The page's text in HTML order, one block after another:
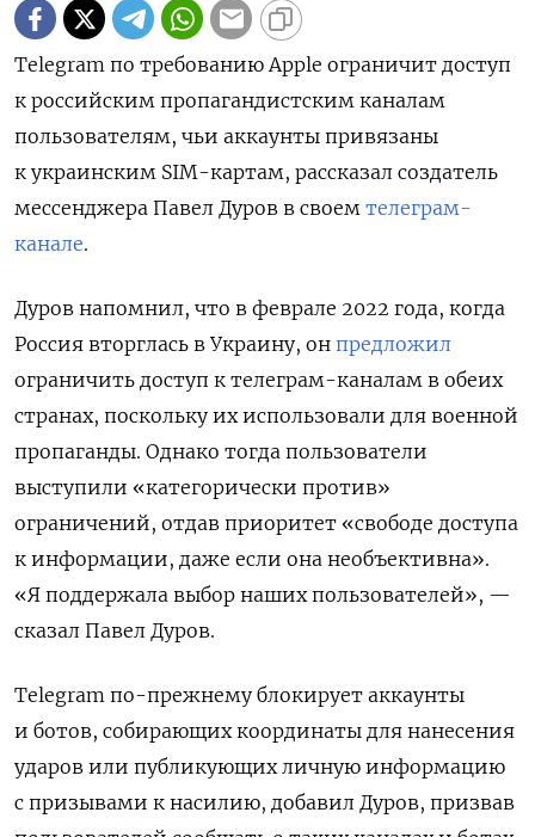
Telegram по требованию Apple ограничит доступ
к российским пропагандистским каналам
пользователям, чьи аккаунты привязаны
к украинским SIM-картам, рассказал создатель
мессенджера Павел Дуров в своем телеграм-
канале.
Дуров напомнил, что в феврале 2022 года, когда
Россия вторглась в Украину, он предложил
ограничить доступ к телеграм-каналам в обеих
странах, поскольку их использовали для военной
пропаганды. Однако тогда пользователи
выступили «категорически против»
ограничений, отдав приоритет «свободе доступа
к информации, даже если она необъективна».
«Я поддержала выбор наших пользователей», —
сказал Павел Дуров.
Telegram по-прежнему блокирует аккаунты
и ботов, собирающих координаты для нанесения
ударов или публикующих личную информацию
с призывами к насилию, добавил Дуров, призвав